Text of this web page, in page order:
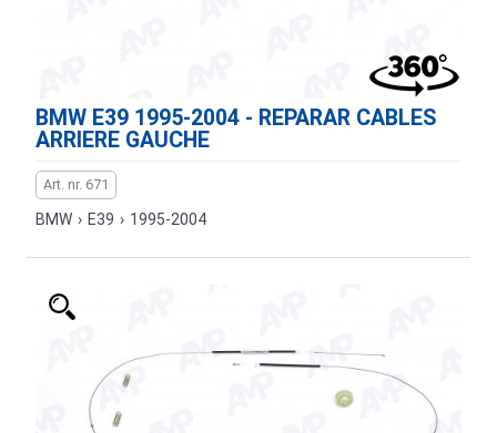
BMW E39 1995-2004 - REPARAR CABLES
ARRIERE GAUCHE
Art. nr. 671
BMW › E39 › 1995-2004